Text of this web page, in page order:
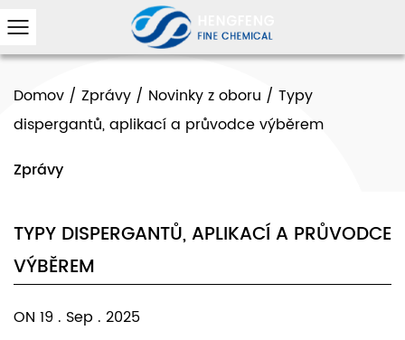
Domov / Zprávy / Novinky z oboru / Typy
dispergantů, aplikací a průvodce výběrem
Zprávy
TYPY DISPERGANTŮ, APLIKACÍ A PRŮVODCE
VÝBĚREM
ON 19 . Sep . 2025